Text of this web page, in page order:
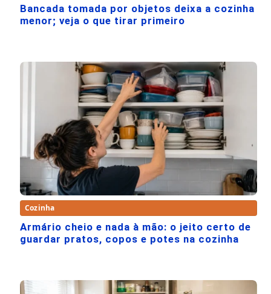
Bancada tomada por objetos deixa a cozinha
menor; veja o que tirar primeiro
Cozinha
Armário cheio e nada à mão: o jeito certo de
guardar pratos, copos e potes na cozinha